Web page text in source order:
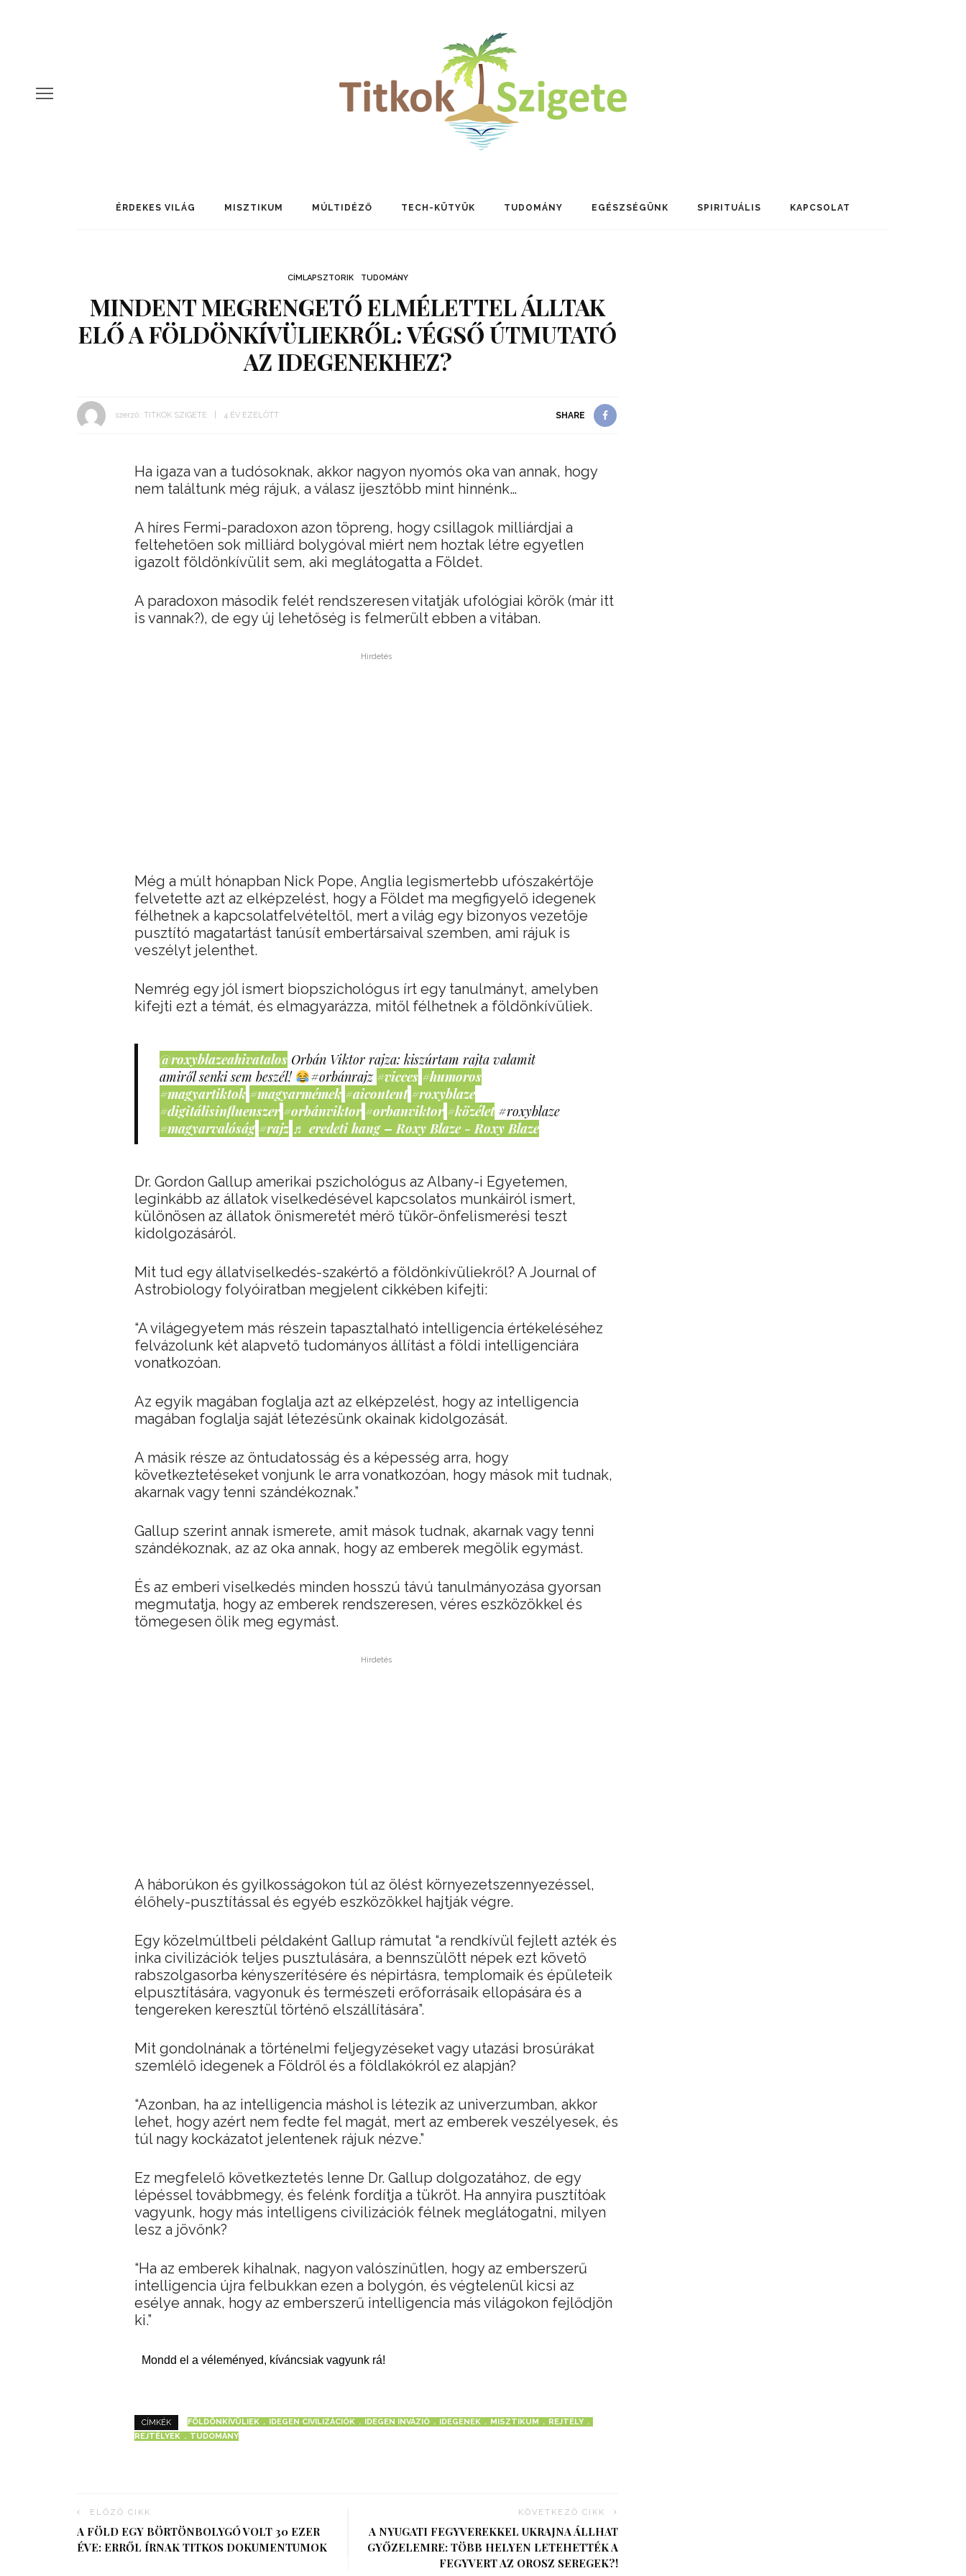
ÉRDEKES VILÁG MISZTIKUM MÚLTIDÉZŐ TECH-KÜTYÜK TUDOMÁNY EGÉSZSÉGÜNK SPIRITUÁLIS KAPCSOLAT
CÍMLAPSZTORIK TUDOMÁNY
MINDENT MEGRENGETŐ ELMÉLETTEL ÁLLTAK
ELŐ A FÖLDÖNKÍVÜLIEKRŐL: VÉGSŐ ÚTMUTATÓ
AZ IDEGENEKHEZ?
szerző: TITKOK SZIGETE 4 ÉV EZELŐTT SHARE
Ha igaza van a tudósoknak, akkor nagyon nyomós oka van annak, hogy
nem találtunk még rájuk, a válasz ijesztőbb mint hinnénk…
A híres Fermi-paradoxon azon töpreng, hogy csillagok milliárdjai a
feltehetően sok milliárd bolygóval miért nem hoztak létre egyetlen
igazolt földönkívülit sem, aki meglátogatta a Földet.
A paradoxon második felét rendszeresen vitatják ufológiai körök (már itt
is vannak?), de egy új lehetőség is felmerült ebben a vitában.
Hirdetés
Még a múlt hónapban Nick Pope, Anglia legismertebb ufószakértője
felvetette azt az elképzelést, hogy a Földet ma megfigyelő idegenek
félhetnek a kapcsolatfelvételtől, mert a világ egy bizonyos vezetője
pusztító magatartást tanúsít embertársaival szemben, ami rájuk is
veszélyt jelenthet.
Nemrég egy jól ismert biopszichológus írt egy tanulmányt, amelyben
kifejti ezt a témát, és elmagyarázza, mitől félhetnek a földönkívüliek.
@roxyblazeahivatalos Orbán Viktor rajza: kiszúrtam rajta valamit
amiről senki sem beszél!
#orbánrajz #vicces #humoros
#magyartiktok #magyarmémek #aicontent #roxyblaze
#digitálisinfluenszer #orbánviktor #orbanviktor #közélet #roxyblaze
#magyarvalóság #rajz ♬ eredeti hang – Roxy Blaze - Roxy Blaze
Dr. Gordon Gallup amerikai pszichológus az Albany-i Egyetemen,
leginkább az állatok viselkedésével kapcsolatos munkáiról ismert,
különösen az állatok önismeretét mérő tükör-önfelismerési teszt
kidolgozásáról.
Mit tud egy állatviselkedés-szakértő a földönkívüliekről? A Journal of
Astrobiology folyóiratban megjelent cikkében kifejti:
“A világegyetem más részein tapasztalható intelligencia értékeléséhez
felvázolunk két alapvető tudományos állítást a földi intelligenciára
vonatkozóan.
Az egyik magában foglalja azt az elképzelést, hogy az intelligencia
magában foglalja saját létezésünk okainak kidolgozását.
A másik része az öntudatosság és a képesség arra, hogy
következtetéseket vonjunk le arra vonatkozóan, hogy mások mit tudnak,
akarnak vagy tenni szándékoznak.”
Gallup szerint annak ismerete, amit mások tudnak, akarnak vagy tenni
szándékoznak, az az oka annak, hogy az emberek megölik egymást.
És az emberi viselkedés minden hosszú távú tanulmányozása gyorsan
megmutatja, hogy az emberek rendszeresen, véres eszközökkel és
tömegesen ölik meg egymást.
Hirdetés
A háborúkon és gyilkosságokon túl az ölést környezetszennyezéssel,
élőhely-pusztítással és egyéb eszközökkel hajtják végre.
Egy közelmúltbeli példaként Gallup rámutat “a rendkívül fejlett azték és
inka civilizációk teljes pusztulására, a bennszülött népek ezt követő
rabszolgasorba kényszerítésére és népirtásra, templomaik és épületeik
elpusztítására, vagyonuk és természeti erőforrásaik ellopására és a
tengereken keresztül történő elszállítására”.
Mit gondolnának a történelmi feljegyzéseket vagy utazási brosúrákat
szemlélő idegenek a Földről és a földlakókról ez alapján?
“Azonban, ha az intelligencia máshol is létezik az univerzumban, akkor
lehet, hogy azért nem fedte fel magát, mert az emberek veszélyesek, és
túl nagy kockázatot jelentenek rájuk nézve.”
Ez megfelelő következtetés lenne Dr. Gallup dolgozatához, de egy
lépéssel továbbmegy, és felénk fordítja a tükröt. Ha annyira pusztítóak
vagyunk, hogy más intelligens civilizációk félnek meglátogatni, milyen
lesz a jövőnk?
“Ha az emberek kihalnak, nagyon valószínűtlen, hogy az emberszerű
intelligencia újra felbukkan ezen a bolygón, és végtelenül kicsi az
esélye annak, hogy az emberszerű intelligencia más világokon fejlődjön
ki.”
Mondd el a véleményed, kíváncsiak vagyunk rá!
CÍMKÉK FÖLDÖNKÍVÜLIEK IDEGEN CIVILIZÁCIÓK IDEGEN INVÁZIÓ IDEGENEK MISZTIKUM
REJTÉLY
REJTÉLYEK
TUDOMÁNY
ELŐZŐ CIKK
A FÖLD EGY BÖRTÖNBOLYGÓ VOLT 30 EZER
ÉVE: ERRŐL ÍRNAK TITKOS DOKUMENTUMOK
KÖVETKEZŐ CIKK
A NYUGATI FEGYVEREKKEL UKRAJNA ÁLLHAT
GYŐZELEMRE: TÖBB HELYEN LETEHETTÉK A
FEGYVERT AZ OROSZ SEREGEK?!